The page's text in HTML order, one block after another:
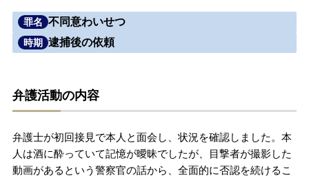
罪名 不同意わいせつ
時期 逮捕後の依頼
弁護活動の内容
弁護士が初回接見で本人と面会し、状況を確認しました。本
人は酒に酔っていて記憶が曖昧でしたが、目撃者が撮影した
動画があるという警察官の話から、全面的に否認を続けるこ